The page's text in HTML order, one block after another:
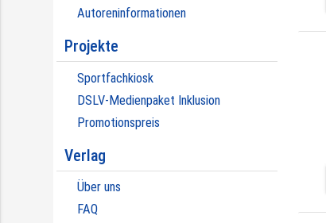
Autoreninformationen
Projekte
Sportfachkiosk
DSLV-Medienpaket Inklusion
Promotionspreis
Verlag
Über uns
FAQ